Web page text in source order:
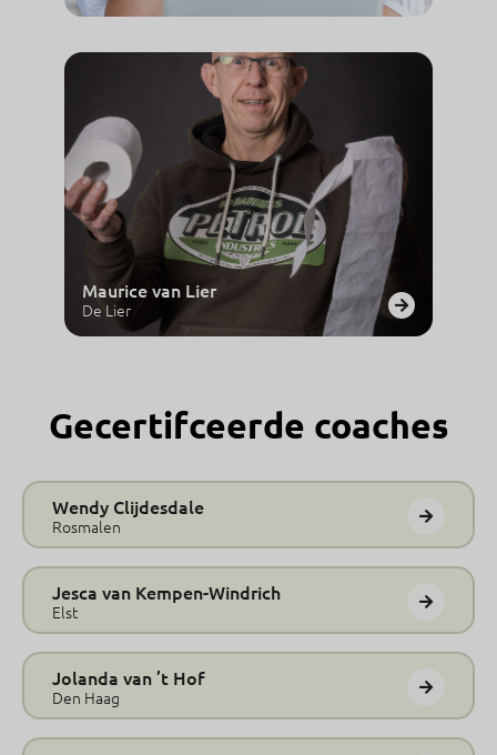
Maurice van Lier
De Lier
Gecertifceerde coaches
Wendy Clijdesdale
Rosmalen
Jesca van Kempen-Windrich
Elst
Jolanda van ’t Hof
Den Haag